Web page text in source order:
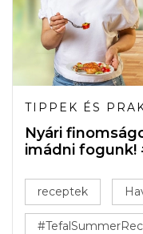
TIPPEK ÉS
Nyári
imádni fogunk!
receptek